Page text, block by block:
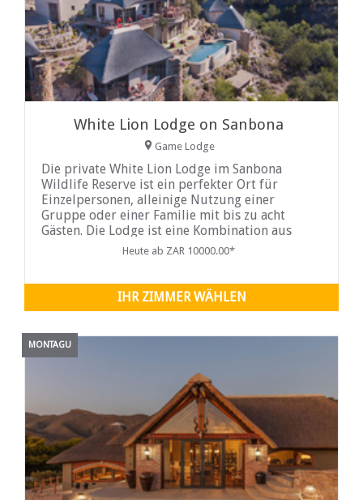
White Lion Lodge on Sanbona
Game Lodge
Die private White Lion Lodge im Sanbona
Wildlife Reserve ist ein perfekter Ort für
Einzelpersonen, alleinige Nutzung einer
Gruppe oder einer Familie mit bis zu acht
Gästen. Die Lodge ist eine Kombination aus
zeitgenössischem Dekor mit Karoussandstein,
Heute ab ZAR 10000.00*
IHR ZIMMER WÄHLEN
MONTAGU